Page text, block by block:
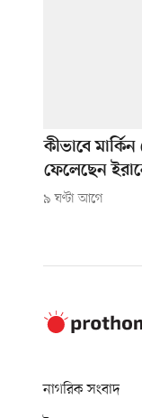
কীভাবে মার্কিন
ফেলেছেন
৯ ঘণ্টা আগে
নাগরিক সংবাদ